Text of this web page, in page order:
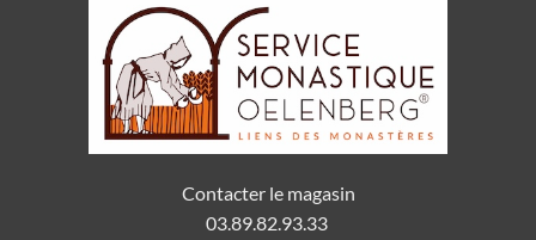
Contacter le magasin
03.89.82.93.33